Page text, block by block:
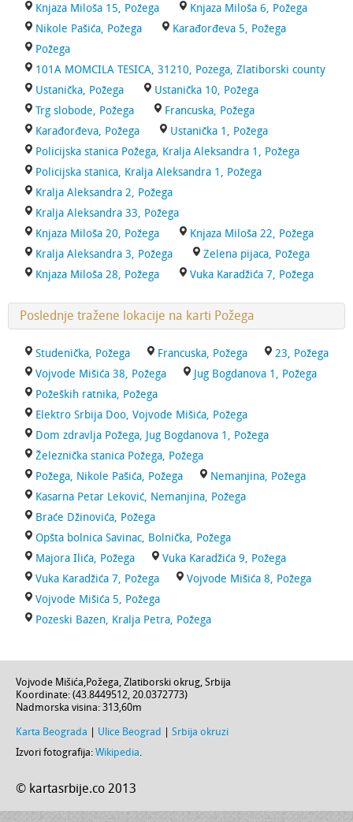
Knjaza Miloša 15, Požega
Knjaza Miloša 6, Požega
Nikole Pašića, Požega
Karađorđeva 5, Požega
Požega
101A MOMCILA TESICA, 31210, Pozega, Zlatiborski county
Ustanička, Požega
Ustanička 10, Požega
Trg slobode, Požega
Francuska, Požega
Karađorđeva, Požega
Ustanička 1, Požega
Policijska stanica Požega, Kralja Aleksandra 1, Požega
Policijska stanica, Kralja Aleksandra 1, Požega
Kralja Aleksandra 2, Požega
Kralja Aleksandra 33, Požega
Knjaza Miloša 20, Požega
Knjaza Miloša 22, Požega
Kralja Aleksandra 3, Požega
Zelena pijaca, Požega
Knjaza Miloša 28, Požega
Vuka Karadžića 7, Požega
Poslednje tražene lokacije na karti Požega
Studenička, Požega Francuska, Požega
23, Požega
Vojvode Mišića 38, Požega
Jug Bogdanova 1, Požega
Požeških ratnika, Požega
Elektro Srbija Doo, Vojvode Mišića, Požega
Dom zdravlja Požega, Jug Bogdanova 1, Požega
Železnička stanica Požega, Požega
Požega, Nikole Pašića, Požega
Nemanjina, Požega
Kasarna Petar Leković, Nemanjina, Požega
Braće Džinovića, Požega
Opšta bolnica Savinac, Bolnička, Požega
Majora Ilića, Požega
Vuka Karadžića 9, Požega
Vuka Karadžića 7, Požega
Vojvode Mišića 8, Požega
Vojvode Mišića 5, Požega
Pozeski Bazen, Kralja Petra, Požega
Vojvode Mišića,Požega, Zlatiborski okrug, Srbija
Koordinate: (43.8449512, 20.0372773)
Nadmorska visina: 313,60m
Karta Beograda Ulice Beograd
Srbija okruzi
Izvori fotografija: Wikipedia.
© kartasrbije.co 2013